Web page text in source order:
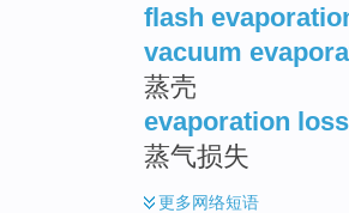
flash
vacuum
蒸壳
evaporation loss
蒸气损失
更多网络短语